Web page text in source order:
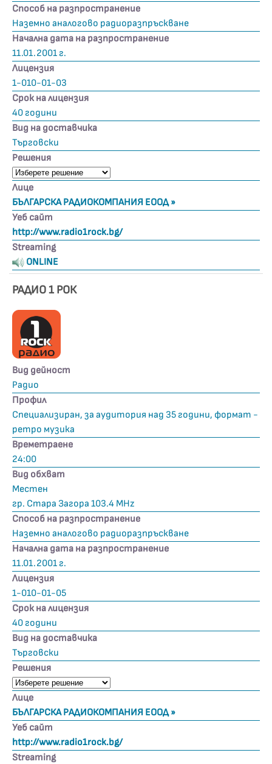
Способ на разпространение
Наземно аналогово радиоразпръскване
Начална дата на разпространение
11.01.2001 г.
Лицензия
1-010-01-03
Срок на лицензия
40 години
Вид на доставчика
Търговски
Решения
Лице
БЪЛГАРСКА РАДИОКОМПАНИЯ ЕООД »
Уеб сайт
http://www.radio1rock.bg/
Streaming
ONLINE
РАДИО 1 РОК
Вид дейност
Радио
Профил
Специализиран, за аудитория над 35 години, формат -
ретро музика
Времетраене
24:00
Вид обхват
Местен
гр. Стара Загора 103.4 MHz
Способ на разпространение
Наземно аналогово радиоразпръскване
Начална дата на разпространение
11.01.2001 г.
Лицензия
1-010-01-05
Срок на лицензия
40 години
Вид на доставчика
Търговски
Решения
Лице
БЪЛГАРСКА РАДИОКОМПАНИЯ ЕООД »
Уеб сайт
http://www.radio1rock.bg/
Streaming